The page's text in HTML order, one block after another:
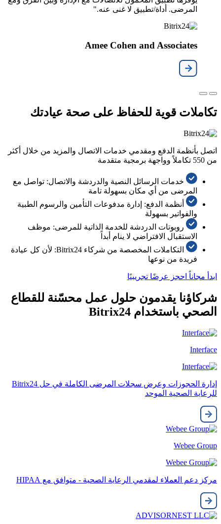
المرضى. أداة/تطبيق لا غنى عنه."
Amee Cohen and Associates
تكاملات قوية للحفاظ على صحة عيادتك
اتصل بأنظمة الدفع ومقدمي خدمات الاتصال والمزيد من خلال أكثر
من 550 تكاملاً وواجهة برمجية متقدمة
خدمات الرسائل النصية والدردشة والاتصال: تواصل مع
المرضى من أي مكان بسهولة تامة
أنظمة الدفع: إدارة مدفوعات التأمين والرسوم الطبية
والفواتير بسهولة
روبوتات الدردشة للخدمة الذاتية للمرضى: موظف
الاستقبال الافتراضي لا ينام أبداً
التكاملات المخصصة من شركاء Bitrix24: لأن كل عيادة
فريدة من نوعها
ابدأ مجاناً احجز عرضًا تجريبيًا
شركاؤنا يقدمون حلول عمل محسّنة للقطاع
الصحي باستخدام Bitrix24
Interface
إدارة الحجوزات وعرض سجلات المرضى الكاملة في حل Bitrix24
للرعاية الصحية الموحد
Webee Group
مركز دعم العملاء لمقدمي الرعاية الصحية - متوافق مع HIPAA